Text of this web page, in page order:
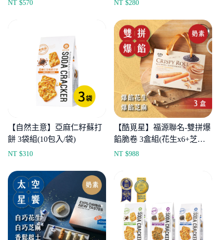
NT $570 NT $280
【自然主意】亞麻仁籽蘇打
餅 3袋組(10包入/袋)
NT $310
【酷覓星】福源聯名-雙拼爆
餡脆卷 3盒組(花生x6+芝麻
x6/盒)
NT $988